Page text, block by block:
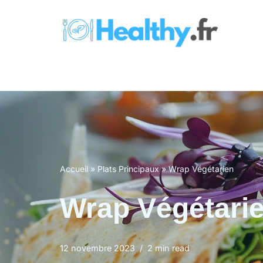
Accueil » Plats Principaux»Wrap Végétarien
Wrap
12 novembre 2023 2 min read